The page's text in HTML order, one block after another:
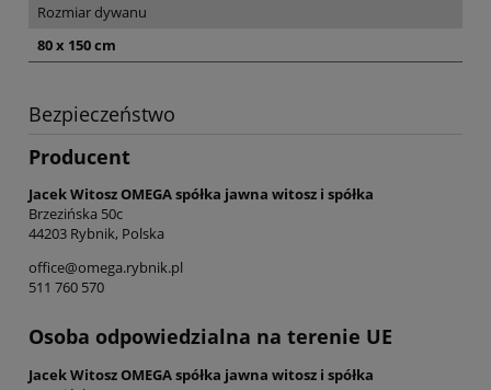
Rozmiar dywanu
80 x 150 cm
Bezpieczeństwo
Producent
Jacek Witosz OMEGA spółka jawna witosz i spółka
Brzezińska 50c
44203 Rybnik, Polska
office@omega.rybnik.pl
511 760 570
Osoba odpowiedzialna na terenie UE
Jacek Witosz OMEGA spółka jawna witosz i spółka